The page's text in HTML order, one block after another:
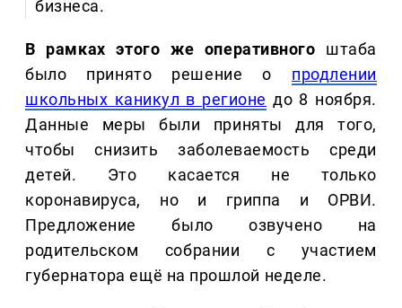
бизнеса.
В рамках этого же оперативного штаба
было принято решение о продлении
школьных каникул в регионе до 8 ноября.
Данные меры были приняты для того,
чтобы снизить заболеваемость среди
детей. Это касается не только
коронавируса, но и гриппа и ОРВИ.
Предложение было озвучено на
родительском собрании с участием
губернатора ещё на прошлой неделе.